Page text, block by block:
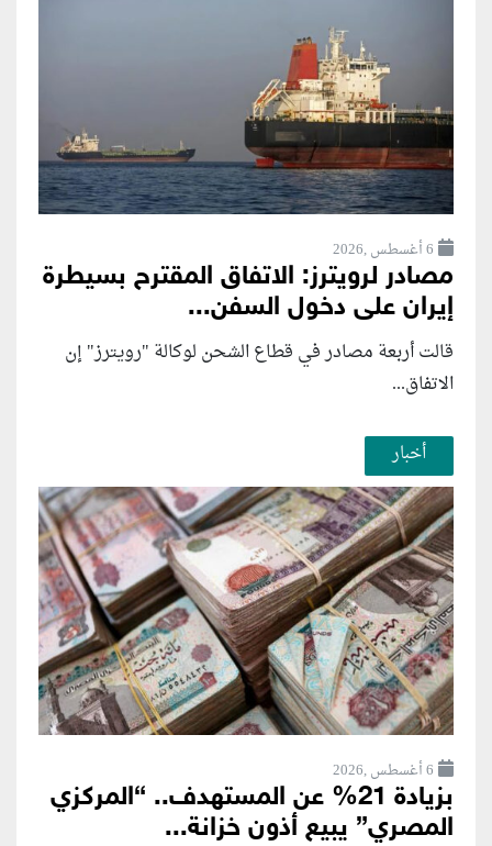
6 أغسطس ,2026
مصادر لرويترز: الاتفاق المقترح بسيطرة
إيران على دخول السفن...
قالت أربعة مصادر في قطاع الشحن لوكالة "رويترز" إن
الاتفاق...
أخبار
6 أغسطس ,2026
بزيادة 21% عن المستهدف.. “المركزي
المصري” يبيع أذون خزانة...